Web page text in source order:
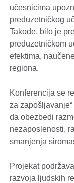
učesnicima
preduzetničkog
Takođe, bilo je
preduzetničkom
efektima,
regiona.
Konferencija se
za
da obezbedi
nezaposlenosti,
smanjenja
Projekat
razvoja ljudskih